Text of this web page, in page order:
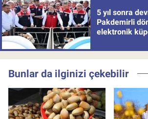
5 yıl sonra
Pakdemirli
elektronik
Bunlar da ilginizi çekebilir